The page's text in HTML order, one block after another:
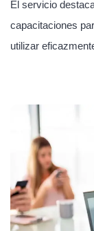
El servicio
capacitaciones
utilizar